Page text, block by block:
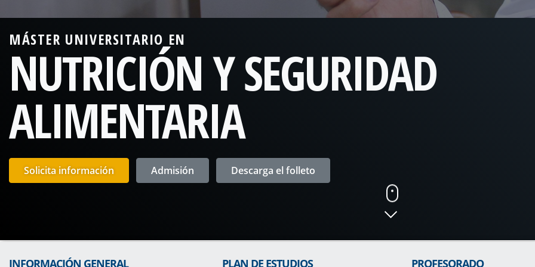
MÁSTER UNIVERSITARIO EN
NUTRICIÓN Y SEGURIDAD
ALIMENTARIA
Solicita información Admisión Descarga el folleto
INFORMACIÓN GENERAL PLAN DE ESTUDIOS PROFESORADO